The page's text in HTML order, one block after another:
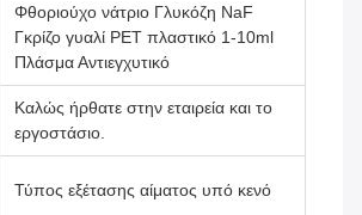
Φθοριούχο νάτριο Γλυκόζη NaF
Γκρίζο γυαλί PET πλαστικό 1-10ml
Πλάσμα Αντιεγχυτικό
Καλώς ήρθατε στην εταιρεία και το
εργοστάσιο.
Τύπος εξέτασης αίματος υπό κενό